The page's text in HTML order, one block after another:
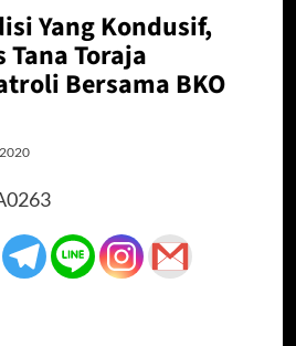
Yang Kondusif,
Toraja
Bersama BKO